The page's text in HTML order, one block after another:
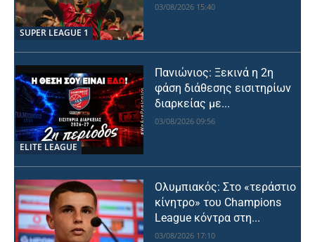
SUPER LEAGUE 1
03/08/2026 15:40
ELITE LEAGUE
Πανιώνιος: Ξεκινά η 2η
φάση διάθεσης εισιτηρίων
διαρκείας με...
03/08/2026 09:56
Ολυμπιακός: Στο «τεράστιο
κίνητρο» του Champions
League κόντρα στη...
03/08/2026 17:10